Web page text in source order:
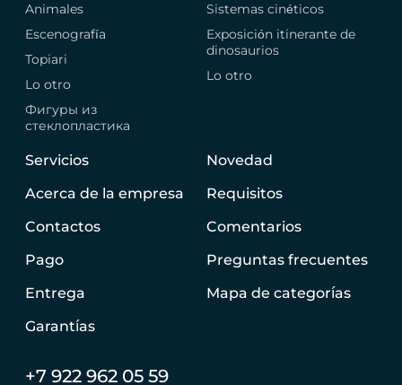
Animales
Escenografía
Topiari
Lo otro
Фигуры из
стеклопластика
Sistemas cinéticos
Exposición itinerante de
dinosaurios
Lo otro
Servicios
Acerca de la empresa
Contactos
Pago
Entrega
Garantías
Novedad
Requisitos
Comentarios
Preguntas frecuentes
Mapa de categorías
+7 922 962 05 59